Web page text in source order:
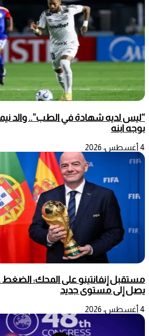
“ليس لديه شهادة في الطب”.. والد
بوجه ابنه
4 أغسطس، 2026
مستقبل إنفانتينو على المحك: الضغط
يصل إلى مستوى جديد
4 أغسطس، 2026